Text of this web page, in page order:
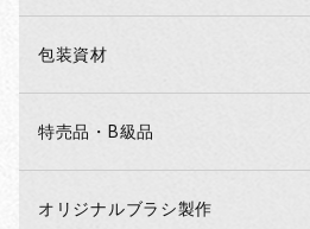
包装資材
特売品・B級品
オリジナルブラシ製作